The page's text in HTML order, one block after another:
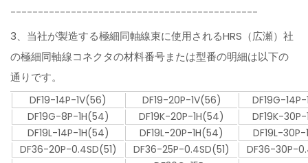
---------------------------------------------
3、当社が製造する極細同軸線束に使用されるHRS（広瀬）社
の極細同軸線コネクタの材料番号または型番の明細は以下の
通りです。
DF19-14P-1V(56) DF19-20P-1V(56)
DF19G-
DF19G-8P-1H(54)
DF19K-20P-1H(54)
DF19K-
DF19L-14P-1H(54)
DF19L-20P-1H(54)
DF19L-
DF36-20P-0.4SD(51)
DF36-25P-0.4SD(51)
DF36-30P-